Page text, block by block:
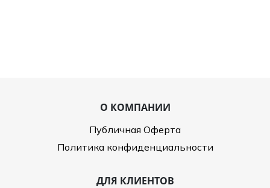
О КОМПАНИИ
Публичная Оферта
Политика конфиденциальности
ДЛЯ КЛИЕНТОВ